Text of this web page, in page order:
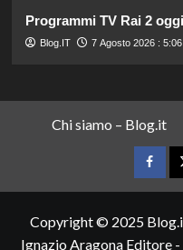
Programmi TV Rai 2
Blog.IT 7 Agosto 2026 : 5:06
Chi siamo – Blog.it
Copyright © 2025
Ignazio Aragona Editore